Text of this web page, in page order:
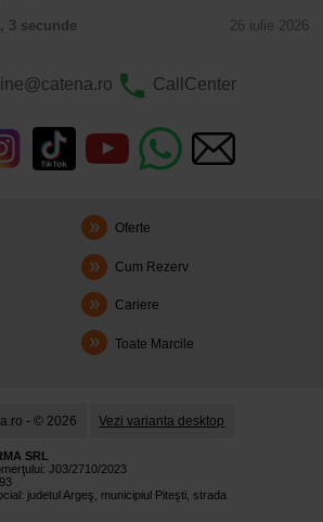
3 secunde 26 iulie 2026
CallCenter
Oferte
Cum Rezerv
Cariere
Toate Marcile
- © 2026 Vezi varianta desktop
SRL
J03/2710/2023
judetul Argeş, municipiul Piteşti, strada